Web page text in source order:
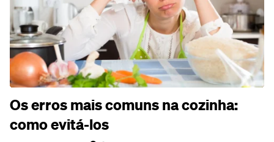
Os erros mais comuns na cozinha:
como evitá-los